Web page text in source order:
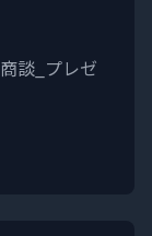
談_プレゼ